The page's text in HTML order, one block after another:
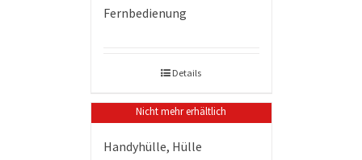
Fernbedienung
Details
Nicht mehr erhältlich
Handyhülle, Hülle